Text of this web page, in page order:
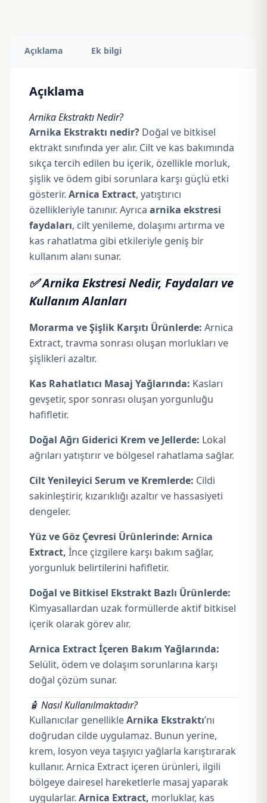
Açıklama Ek bilgi
Açıklama
Arnika Ekstraktı Nedir?
Arnika Ekstraktı nedir? Doğal ve bitkisel
ektrakt sınıfında yer alır. Cilt ve kas bakımında
sıkça tercih edilen bu içerik, özellikle morluk,
şişlik ve ödem gibi sorunlara karşı güçlü etki
gösterir. Arnica Extract, yatıştırıcı
özellikleriyle tanınır. Ayrıca arnika ekstresi
faydaları, cilt yenileme, dolaşımı artırma ve
kas rahatlatma gibi etkileriyle geniş bir
kullanım alanı sunar.
✅ Arnika Ekstresi Nedir, Faydaları ve
Kullanım Alanları
Morarma ve Şişlik Karşıtı Ürünlerde: Arnica
Extract, travma sonrası oluşan morlukları ve
şişlikleri azaltır.
Kas Rahatlatıcı Masaj Yağlarında: Kasları
gevşetir, spor sonrası oluşan yorgunluğu
hafifletir.
Doğal Ağrı Giderici Krem ve Jellerde: Lokal
ağrıları yatıştırır ve bölgesel rahatlama sağlar.
Cilt Yenileyici Serum ve Kremlerde: Cildi
sakinleştirir, kızarıklığı azaltır ve hassasiyeti
dengeler.
Yüz ve Göz Çevresi Ürünlerinde: Arnica
Extract, İnce çizgilere karşı bakım sağlar,
yorgunluk belirtilerini hafifletir.
Doğal ve Bitkisel Ekstrakt Bazlı Ürünlerde:
Kimyasallardan uzak formüllerde aktif bitkisel
içerik olarak görev alır.
Arnica Extract İçeren Bakım Yağlarında:
Selülit, ödem ve dolaşım sorunlarına karşı
doğal çözüm sunar.
🧴 Nasıl Kullanılmaktadır?
Kullanıcılar genellikleArnika Ekstraktı’nı
doğrudan cilde uygulamaz. Bunun yerine,
krem, losyon veya taşıyıcı yağlarla karıştırarak
kullanır. Arnica Extract içeren ürünleri, ilgili
bölgeye dairesel hareketlerle masaj yaparak
uygularlar. Arnica Extract, morluklar, kas